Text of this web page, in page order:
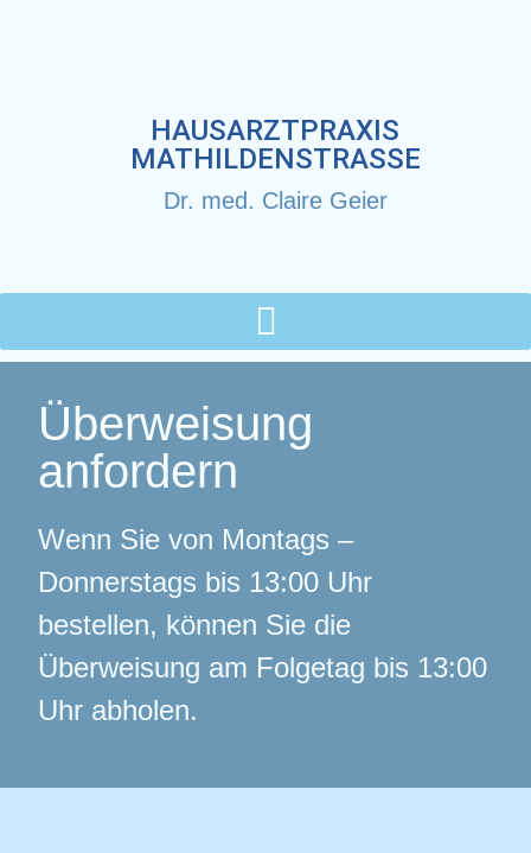
HAUSARZTPRAXIS
MATHILDENSTRASSE
Dr. med. Claire Geier
Überweisung
anfordern
Wenn Sie von Montags –
Donnerstags bis 13:00 Uhr
bestellen, können Sie die
Überweisung am Folgetag bis 13:00
Uhr abholen.